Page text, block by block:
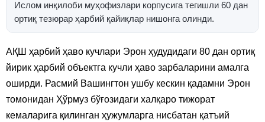
Ислом инқилоби муҳофизлари корпусига тегишли 60 дан
ортиқ тезюрар ҳарбий қайиқлар нишонга олинди.
АҚШ ҳарбий ҳаво кучлари Эрон ҳудудидаги 80 дан ортиқ
йирик ҳарбий объектга кучли ҳаво зарбаларини амалга
оширди. Расмий Вашингтон ушбу кескин қадамни Эрон
томонидан Ҳўрмуз бўғозидаги халқаро тижорат
кемаларига қилинган ҳужумларга нисбатан қатъий